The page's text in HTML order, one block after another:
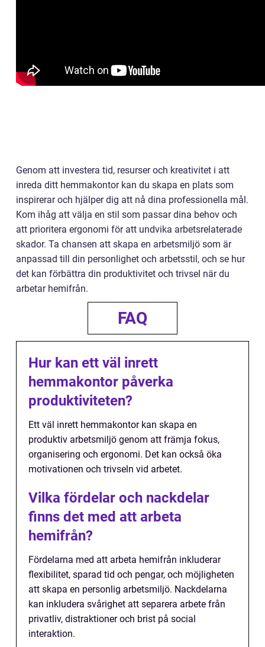
Genom att investera tid, resurser och kreativitet i att
inreda ditt hemmakontor kan du skapa en plats som
inspirerar och hjälper dig att nå dina professionella mål.
Kom ihåg att välja en stil som passar dina behov och
att prioritera ergonomi för att undvika arbetsrelaterade
skador. Ta chansen att skapa en arbetsmiljö som är
anpassad till din personlighet och arbetsstil, och se hur
det kan förbättra din produktivitet och trivsel när du
arbetar hemifrån.
FAQ
Hur kan ett väl inrett
hemmakontor påverka
produktiviteten?
Ett väl inrett hemmakontor kan skapa en
produktiv arbetsmiljö genom att främja fokus,
organisering och ergonomi. Det kan också öka
motivationen och trivseln vid arbetet.
Vilka fördelar och nackdelar
finns det med att arbeta
hemifrån?
Fördelarna med att arbeta hemifrån inkluderar
flexibilitet, sparad tid och pengar, och möjligheten
att skapa en personlig arbetsmiljö. Nackdelarna
kan inkludera svårighet att separera arbete från
privatliv, distraktioner och brist på social
interaktion.